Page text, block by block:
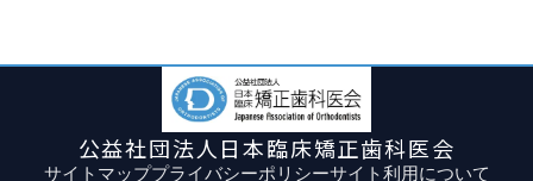
公益社団法人日本臨床矯正歯科医会
サイトマッププライバシーポリシーサイト利用について